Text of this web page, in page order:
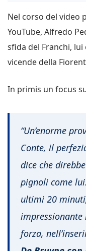
Nel corso del video
YouTube, Alfredo
sfida del Franchi, lui
vicende della
In primis un focus
“Un’enorme
Conte, il
dice che
pignoli come
ultimi 20
impressionante
forza,